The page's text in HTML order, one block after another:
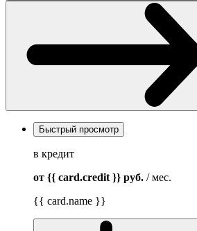
Быстрый просмотр
в кредит
от {{ card.credit }} руб. / мес.
{{ card.name }}